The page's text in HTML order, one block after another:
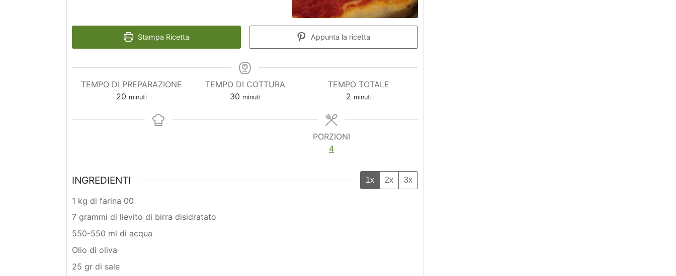
Stampa Ricetta Appunta la ricetta
TEMPO DI PREPARAZIONE
20minuti
minuti
TEMPO DI COTTURA
30minuti
minuti
TEMPO TOTALE
2minuti
minuti
PORZIONI
4
INGREDIENTI 1x 2x 3x
1 kg di farina 00
7 grammi di lievito di birra disidratato
550-550 ml di acqua
Olio di oliva
25 gr di sale